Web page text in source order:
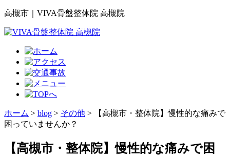
高槻市｜VIVA骨盤整体院 高槻院
ホーム > blog > その他 >
【高槻市・整体院】慢性的な痛みで
困っていませんか？
【高槻市・整体院】慢性的な痛みで困